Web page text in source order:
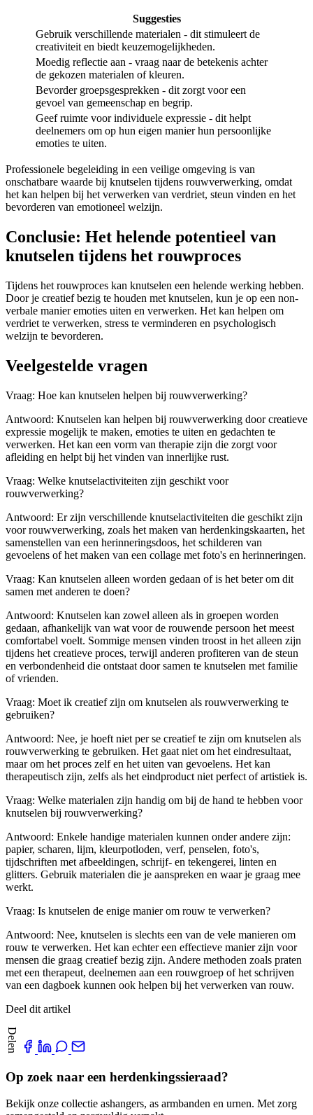
Suggesties
Gebruik verschillende materialen - dit stimuleert de
creativiteit en biedt keuzemogelijkheden.
Moedig reflectie aan - vraag naar de betekenis achter
de gekozen materialen of kleuren.
Bevorder groepsgesprekken - dit zorgt voor een
gevoel van gemeenschap en begrip.
Geef ruimte voor individuele expressie - dit helpt
deelnemers om op hun eigen manier hun persoonlijke
emoties te uiten.
Professionele begeleiding in een veilige omgeving is van
onschatbare waarde bij knutselen tijdens rouwverwerking, omdat
het kan helpen bij het verwerken van verdriet, steun vinden en het
bevorderen van emotioneel welzijn.
Conclusie: Het helende potentieel van
knutselen tijdens het rouwproces
Tijdens het rouwproces kan knutselen een helende werking hebben.
Door je creatief bezig te houden met knutselen, kun je op een non-
verbale manier emoties uiten en verwerken. Het kan helpen om
verdriet te verwerken, stress te verminderen en psychologisch
welzijn te bevorderen.
Veelgestelde vragen
Vraag: Hoe kan knutselen helpen bij rouwverwerking?
Antwoord: Knutselen kan helpen bij rouwverwerking door creatieve
expressie mogelijk te maken, emoties te uiten en gedachten te
verwerken. Het kan een vorm van therapie zijn die zorgt voor
afleiding en helpt bij het vinden van innerlijke rust.
Vraag: Welke knutselactiviteiten zijn geschikt voor
rouwverwerking?
Antwoord: Er zijn verschillende knutselactiviteiten die geschikt zijn
voor rouwverwerking, zoals het maken van herdenkingskaarten, het
samenstellen van een herinneringsdoos, het schilderen van
gevoelens of het maken van een collage met foto's en herinneringen.
Vraag: Kan knutselen alleen worden gedaan of is het beter om dit
samen met anderen te doen?
Antwoord: Knutselen kan zowel alleen als in groepen worden
gedaan, afhankelijk van wat voor de rouwende persoon het meest
comfortabel voelt. Sommige mensen vinden troost in het alleen zijn
tijdens het creatieve proces, terwijl anderen profiteren van de steun
en verbondenheid die ontstaat door samen te knutselen met familie
of vrienden.
Vraag: Moet ik creatief zijn om knutselen als rouwverwerking te
gebruiken?
Antwoord: Nee, je hoeft niet per se creatief te zijn om knutselen als
rouwverwerking te gebruiken. Het gaat niet om het eindresultaat,
maar om het proces zelf en het uiten van gevoelens. Het kan
therapeutisch zijn, zelfs als het eindproduct niet perfect of artistiek is.
Vraag: Welke materialen zijn handig om bij de hand te hebben voor
knutselen bij rouwverwerking?
Antwoord: Enkele handige materialen kunnen onder andere zijn:
papier, scharen, lijm, kleurpotloden, verf, penselen, foto's,
tijdschriften met afbeeldingen, schrijf- en tekengerei, linten en
glitters. Gebruik materialen die je aanspreken en waar je graag mee
werkt.
Vraag: Is knutselen de enige manier om rouw te verwerken?
Antwoord: Nee, knutselen is slechts een van de vele manieren om
rouw te verwerken. Het kan echter een effectieve manier zijn voor
mensen die graag creatief bezig zijn. Andere methoden zoals praten
met een therapeut, deelnemen aan een rouwgroep of het schrijven
van een dagboek kunnen ook helpen bij het verwerken van rouw.
Deel dit artikel
Delen
Op zoek naar een herdenkingssieraad?
Bekijk onze collectie ashangers, as armbanden en urnen. Met zorg